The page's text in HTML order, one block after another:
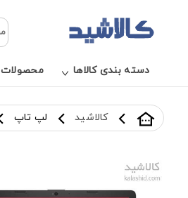
دسته بندی کالاها
کالاشید لپ تاپ